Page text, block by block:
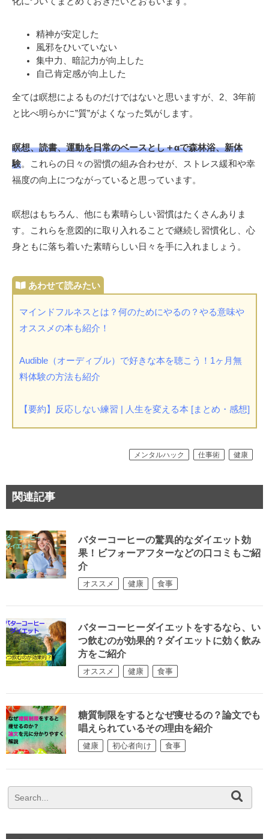
精神が安定した
風邪をひいていない
集中力、暗記力が向上した
自己肯定感が向上した
全ては瞑想によるものだけではないと思いますが、2、3年前
と比べ明らかに”質”がよくなった気がします。
瞑想、読書、運動を日常のベースとし＋αで森林浴、新体
験。これらの日々の習慣の組み合わせが、ストレス緩和や幸
福度の向上につながっていると思っています。
瞑想はもちろん、他にも素晴らしい習慣はたくさんありま
す。これらを意図的に取り入れることで継続し習慣化し、心
身ともに落ち着いた素晴らしい日々を手に入れましょう。
マインドフルネスとは？何のためにやるの？やる意味や
オススメの本も紹介！
Audible（オーディブル）で好きな本を聴こう！1ヶ月無
料体験の方法も紹介
【要約】反応しない練習 | 人生を変える本 [まとめ・感想]
メンタルハック 仕事術 健康
関連記事
バターコーヒーの驚異的なダイエット効
果！ビフォーアフターなどの口コミもご紹
介
オススメ 健康 食事
バターコーヒーダイエットをするなら、い
つ飲むのが効果的？ダイエットに効く飲み
方をご紹介
オススメ 健康 食事
糖質制限をするとなぜ痩せるの？論文でも
唱えられているその理由を紹介
健康 初心者向け 食事